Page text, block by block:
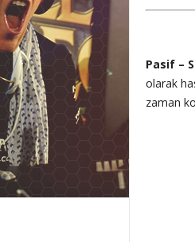
Pasif –
olarak
zaman